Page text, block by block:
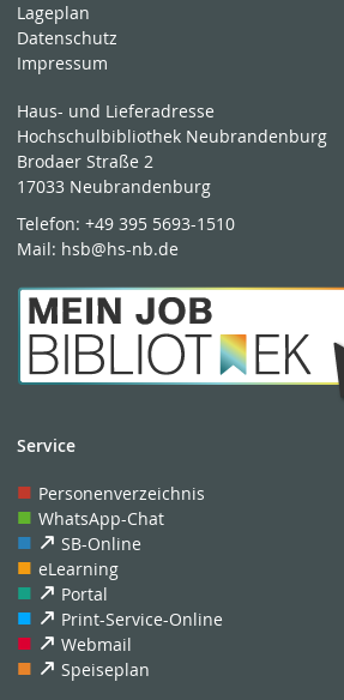
Lageplan
Datenschutz
Impressum
Haus- und Lieferadresse
Hochschulbibliothek Neubrandenburg
Brodaer Straße 2
17033 Neubrandenburg
Telefon:+49 395 5693-1510
Mail: hsb@hs-nb.de
Service
Personenverzeichnis
WhatsApp-Chat
SB-Online
eLearning
Portal
Print-Service-Online
Webmail
Speiseplan